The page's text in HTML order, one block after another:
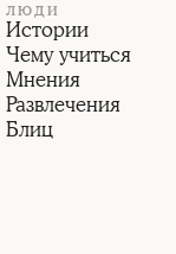
ЛЮДИ
Истории
Чему учиться
Мнения
Развлечения
Блиц